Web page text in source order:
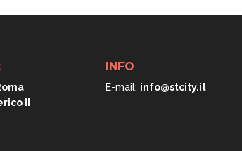
II
INFO
E-mail: info@stcity.it